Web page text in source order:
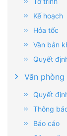
Kế hoạch
Hỏa tốc
Văn bản
Quyết
Văn phòng
Quyết
Thông
Báo cáo